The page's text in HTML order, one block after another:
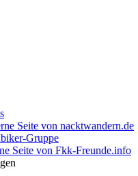
Seite von nacktwandern.de
Gruppe
Seite von Fkk-Freunde.info